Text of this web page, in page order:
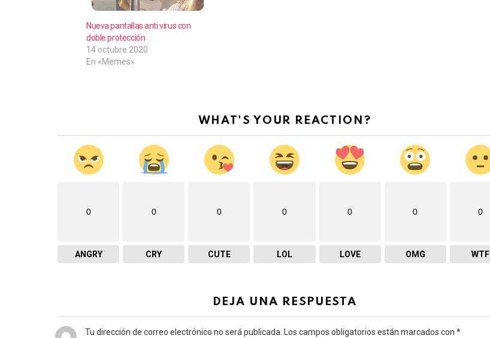
Nueva pantallas anti virus con
doble protección
14 octubre 2020
En «Memes»
WHAT'S YOUR REACTION?
0
ANGRY
0
CRY
0
CUTE
0
LOL
0
LOVE
0
OMG
0
WTF
DEJA UNA RESPUESTA
Tu dirección de correo electrónico no será publicada. Los campos obligatorios están marcados con *